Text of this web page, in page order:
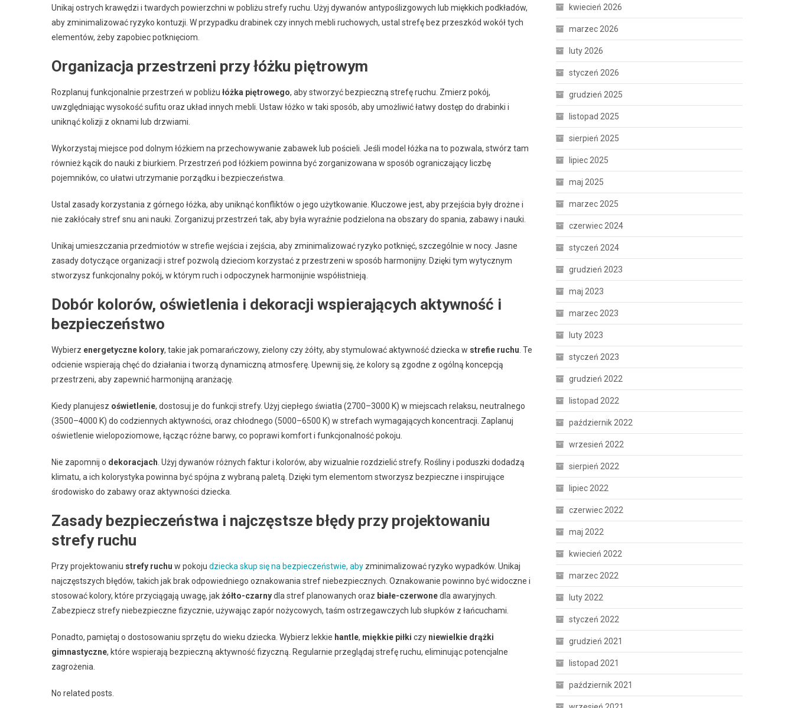
Unikaj ostrych krawędzi i twardych powierzchni w pobliżu strefy ruchu. Użyj dywanów antypoślizgowych lub miękkich podkładów,
aby zminimalizować ryzyko kontuzji. W przypadku drabinek czy innych mebli ruchowych, ustal strefę bez przeszkód wokół tych
elementów, żeby zapobiec potknięciom.
Organizacja przestrzeni przy łóżku piętrowym
Rozplanuj funkcjonalnie przestrzeń w pobliżu łóżka piętrowego, aby stworzyć bezpieczną strefę ruchu. Zmierz pokój,
uwzględniając wysokość sufitu oraz układ innych mebli. Ustaw łóżko w taki sposób, aby umożliwić łatwy dostęp do drabinki i
uniknąć kolizji z oknami lub drzwiami.
Wykorzystaj miejsce pod dolnym łóżkiem na przechowywanie zabawek lub pościeli. Jeśli model łóżka na to pozwala, stwórz tam
również kącik do nauki z biurkiem. Przestrzeń pod łóżkiem powinna być zorganizowana w sposób ograniczający liczbę
pojemników, co ułatwi utrzymanie porządku i bezpieczeństwa.
Ustal zasady korzystania z górnego łóżka, aby uniknąć konfliktów o jego użytkowanie. Kluczowe jest, aby przejścia były drożne i
nie zakłócały stref snu ani nauki. Zorganizuj przestrzeń tak, aby była wyraźnie podzielona na obszary do spania, zabawy i nauki.
Unikaj umieszczania przedmiotów w strefie wejścia i zejścia, aby zminimalizować ryzyko potknięć, szczególnie w nocy. Jasne
zasady dotyczące organizacji i stref pozwolą dzieciom korzystać z przestrzeni w sposób harmonijny. Dzięki tym wytycznym
stworzysz funkcjonalny pokój, w którym ruch i odpoczynek harmonijnie współistnieją.
Dobór kolorów, oświetlenia i dekoracji wspierających aktywność i
bezpieczeństwo
Wybierz energetyczne kolory, takie jak pomarańczowy, zielony czy żółty, aby stymulować aktywność dziecka w strefie ruchu. Te
odcienie wspierają chęć do działania i tworzą dynamiczną atmosferę. Upewnij się, że kolory są zgodne z ogólną koncepcją
przestrzeni, aby zapewnić harmonijną aranżację.
Kiedy planujesz oświetlenie, dostosuj je do funkcji strefy. Użyj ciepłego światła (2700–3000 K) w miejscach relaksu, neutralnego
(3500–4000 K) do codziennych aktywności, oraz chłodnego (5000–6500 K) w strefach wymagających koncentracji. Zaplanuj
oświetlenie wielopoziomowe, łącząc różne barwy, co poprawi komfort i funkcjonalność pokoju.
Nie zapomnij o dekoracjach. Użyj dywanów różnych faktur i kolorów, aby wizualnie rozdzielić strefy. Rośliny i poduszki dodadzą
klimatu, a ich kolorystyka powinna być spójna z wybraną paletą. Dzięki tym elementom stworzysz bezpieczne i inspirujące
środowisko do zabawy oraz aktywności dziecka.
Zasady bezpieczeństwa i najczęstsze błędy przy projektowaniu
strefy ruchu
Przy projektowaniu strefy ruchu w pokoju dziecka skup się na bezpieczeństwie, aby zminimalizować ryzyko wypadków. Unikaj
najczęstszych błędów, takich jak brak odpowiedniego oznakowania stref niebezpiecznych. Oznakowanie powinno być widoczne i
stosować kolory, które przyciągają uwagę, jakżółto-czarnydla stref planowanych oraz białe-czerwonedla awaryjnych.
Zabezpiecz strefy niebezpieczne fizycznie, używając zapór nożycowych, taśm ostrzegawczych lub słupków z łańcuchami.
Ponadto, pamiętaj o dostosowaniu sprzętu do wieku dziecka. Wybierz lekkie hantle, miękkie piłki czy niewielkie drążki
gimnastyczne, które wspierają bezpieczną aktywność fizyczną. Regularnie przeglądaj strefę ruchu, eliminując potencjalne
zagrożenia.
No related posts.
kwiecień 2026
marzec 2026
luty 2026
styczeń 2026
grudzień 2025
listopad 2025
sierpień 2025
lipiec 2025
maj 2025
marzec 2025
czerwiec 2024
styczeń 2024
grudzień 2023
maj 2023
marzec 2023
luty 2023
styczeń 2023
grudzień 2022
listopad 2022
październik 2022
wrzesień 2022
sierpień 2022
lipiec 2022
czerwiec 2022
maj 2022
kwiecień 2022
marzec 2022
luty 2022
styczeń 2022
grudzień 2021
listopad 2021
październik 2021